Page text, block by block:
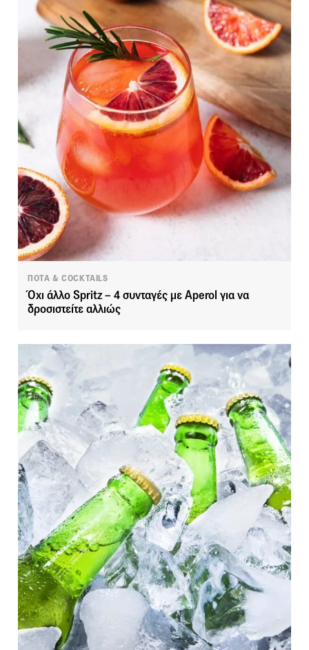
ΠΟΤΑ & COCKTAILS
Όχι άλλο Spritz – 4 συνταγές με Aperol για να
δροσιστείτε αλλιώς